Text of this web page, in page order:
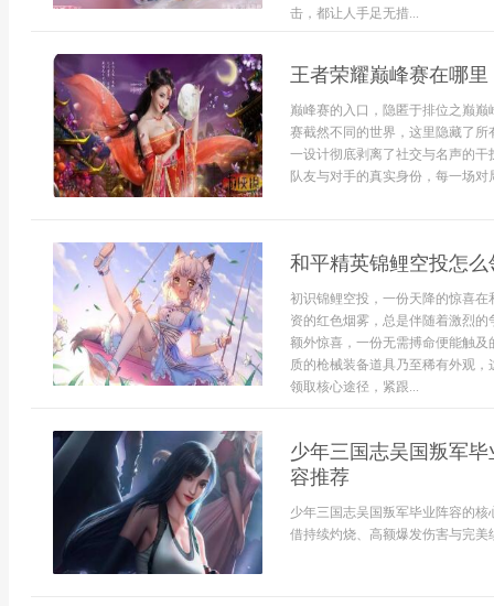
击，都让人手足无措...
王者荣耀巅峰赛在哪
巅峰赛的入口，隐匿于排位之巅
赛截然不同的世界，这里隐藏了
一设计彻底剥离了社交与名声的
队友与对手的真实身份，每一场
和平精英锦鲤空投怎
初识锦鲤空投，一份天降的惊喜
资的红色烟雾，总是伴随着激烈
额外惊喜，一份无需搏命便能触
质的枪械装备道具乃至稀有外观
领取核心途径，紧跟...
少年三国志吴国叛军
容推荐
少年三国志吴国叛军毕业阵容的
借持续灼烧、高额爆发伤害与完